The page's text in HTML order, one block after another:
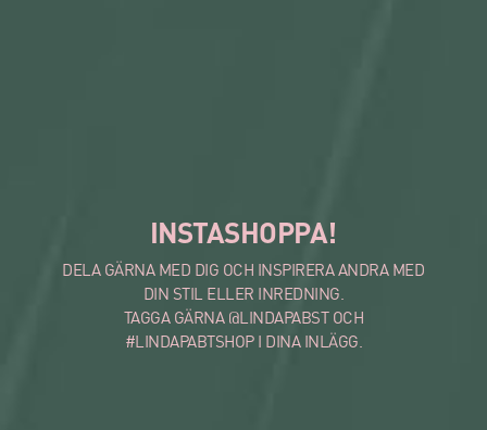
INSTASHOPPA!
DELA GÄRNA MED DIG OCH INSPIRERA ANDRA MED
DIN STIL ELLER INREDNING.
TAGGA GÄRNA @LINDAPABST OCH
#LINDAPABTSHOP I DINA INLÄGG.